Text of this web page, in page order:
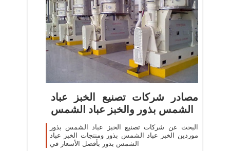
مصادر شركات تصنيع الخبز عباد
الشمس بذور والخبز عباد الشمس
البحث عن شركات تصنيع الخبز عباد الشمس بذور
موردين الخبز عباد الشمس بذور ومنتجات الخبز عباد
الشمس بذور بأفضل الأسعار في